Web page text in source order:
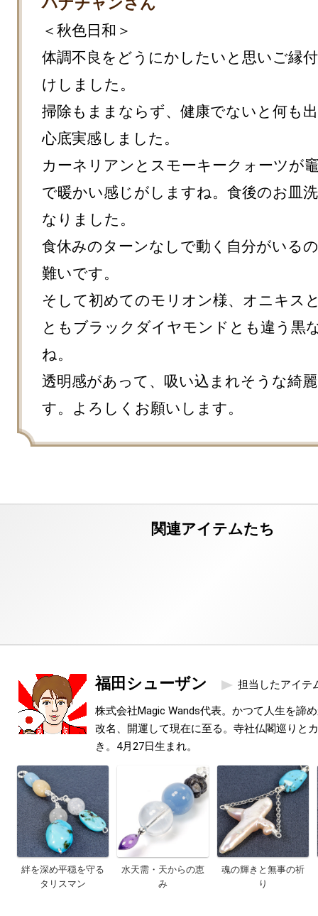
＜秋色日和＞
体調不良をどうにかしたいと思いご縁付
けしました。
掃除もままならず、健康でないと何も
心底実感しました。
カーネリアンとスモーキークォーツが
で暖かい感じがしますね。食後のお皿
なりました。
食休みのターンなしで動く自分がいる
難いです。
そして初めてのモリオン様、オニキス
ともブラックダイヤモンドとも違う黒
ね。
透明感があって、吸い込まれそうな綺
す。よろしくお願いします。
福田シューザン 担当したアイテ
株式会社Magic Wands代表。かつて人生を諦
改名、開運して現在に至る。寺社仏閣巡りと
き。4月27日生まれ。
絆を深め平穏を守る
タリスマン
水天需・天からの恵
み
魂の輝きと無事の祈
り